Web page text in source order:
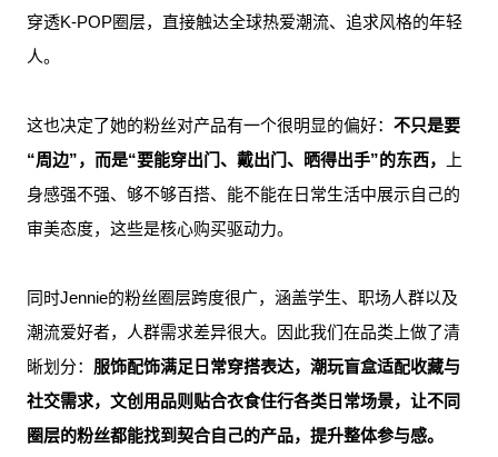
穿透K-POP圈层，直接触达全球热爱潮流、追求风格的年轻
人。
这也决定了她的粉丝对产品有一个很明显的偏好： 不只是要
“周边”，而是“要能穿出门、戴出门、晒得出手”的东西，
上
身感强不强、够不够百搭、能不能在日常生活中展示自己的
审美态度，这些是核心购买驱动力。
同时Jennie的粉丝圈层跨度很广，涵盖学生、职场人群以及
潮流爱好者，人群需求差异很大。因此我们在品类上做了清
晰划分： 服饰配饰满足日常穿搭表达，潮玩盲盒适配收藏与
社交需求，文创用品则贴合衣食住行各类日常场景，让不同
圈层的粉丝都能找到契合自己的产品，提升整体参与感。